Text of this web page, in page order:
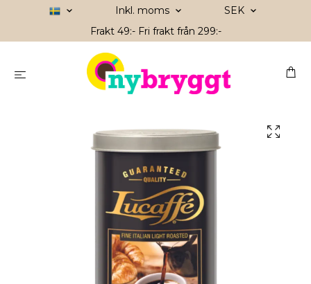
Inkl. moms
SEK
Frakt 49:- Fri frakt från 299:-